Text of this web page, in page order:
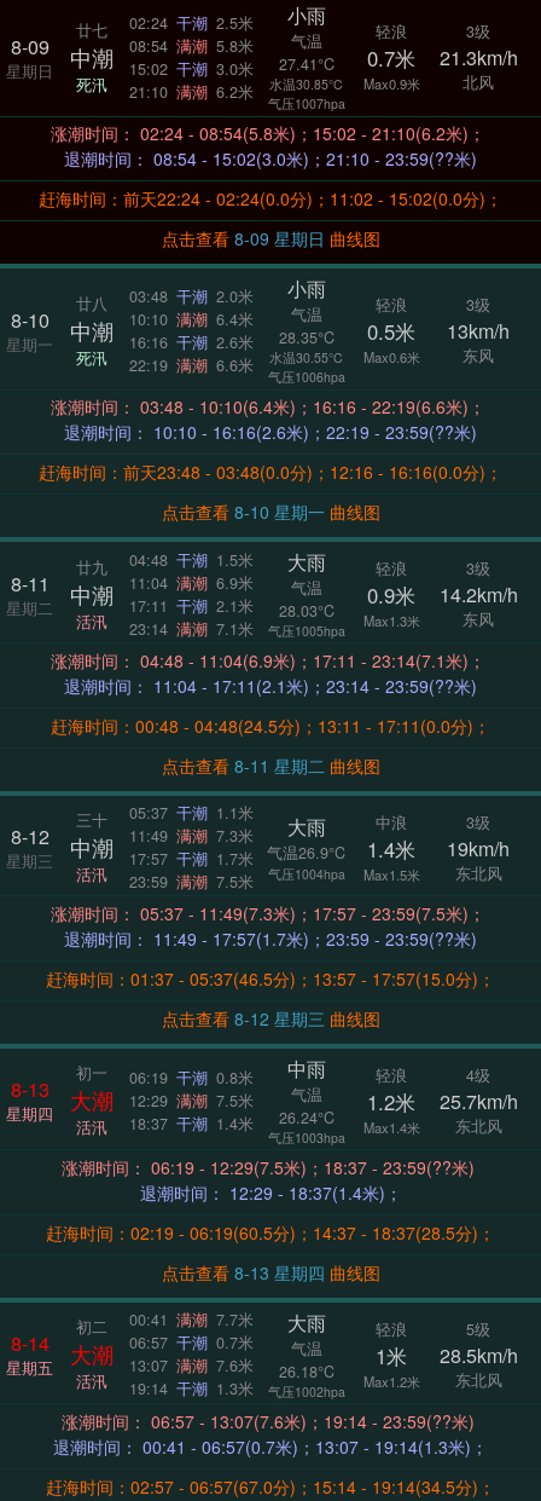
8-09
星期日
廿七
中潮
死汛
02:24 干潮 2.5米
08:54 满潮 5.8米
15:02 干潮 3.0米
21:10 满潮 6.2米
小雨
气温
27.41°C
水温30.85°C
气压1007hpa
轻浪
0.7米
Max0.9米
3级
21.3km/h
北风
涨潮时间： 02:24 - 08:54(5.8米)；15:02 - 21:10(6.2米)；
退潮时间： 08:54 - 15:02(3.0米)；21:10 - 23:59(??米)
赶海时间：前天22:24 - 02:24(0.0分)；11:02 - 15:02(0.0分)；
点击查看
8-09 星期日 曲线图
8-10
星期一
廿八
中潮
死汛
03:48 干潮 2.0米
10:10 满潮 6.4米
16:16 干潮 2.6米
22:19 满潮 6.6米
小雨
气温
28.35°C
水温30.55°C
气压1006hpa
轻浪
0.5米
Max0.6米
3级
13km/h
东风
涨潮时间： 03:48 - 10:10(6.4米)；16:16 - 22:19(6.6米)；
退潮时间： 10:10 - 16:16(2.6米)；22:19 - 23:59(??米)
赶海时间：前天23:48 - 03:48(0.0分)；12:16 - 16:16(0.0分)；
点击查看
8-10 星期一 曲线图
8-11
星期二
廿九
中潮
活汛
04:48 干潮 1.5米
11:04 满潮 6.9米
17:11 干潮 2.1米
23:14 满潮 7.1米
大雨
气温
28.03°C
气压1005hpa
轻浪
0.9米
Max1.3米
3级
14.2km/h
东风
涨潮时间： 04:48 - 11:04(6.9米)；17:11 - 23:14(7.1米)；
退潮时间： 11:04 - 17:11(2.1米)；23:14 - 23:59(??米)
赶海时间：00:48 - 04:48(24.5分)；13:11 - 17:11(0.0分)；
点击查看
8-11 星期二 曲线图
8-12
星期三
三十
中潮
活汛
05:37 干潮 1.1米
11:49 满潮 7.3米
17:57 干潮 1.7米
23:59 满潮 7.5米
大雨
气温26.9°C
气压1004hpa
中浪
1.4米
Max1.5米
3级
19km/h
东北风
涨潮时间： 05:37 - 11:49(7.3米)；17:57 - 23:59(7.5米)；
退潮时间： 11:49 - 17:57(1.7米)；23:59 - 23:59(??米)
赶海时间：01:37 - 05:37(46.5分)；13:57 - 17:57(15.0分)；
点击查看
8-12 星期三 曲线图
8-13
星期四
初一
大潮
活汛
06:19 干潮 0.8米
12:29 满潮 7.5米
18:37 干潮 1.4米
中雨
气温
26.24°C
气压1003hpa
轻浪
1.2米
Max1.4米
4级
25.7km/h
东北风
涨潮时间： 06:19 - 12:29(7.5米)；18:37 - 23:59(??米)
退潮时间： 12:29 - 18:37(1.4米)；
赶海时间：02:19 - 06:19(60.5分)；14:37 - 18:37(28.5分)；
点击查看
8-13 星期四 曲线图
8-14
星期五
初二
大潮
活汛
00:41 满潮 7.7米
06:57 干潮 0.7米
13:07 满潮 7.6米
19:14 干潮 1.3米
大雨
气温
26.18°C
气压1002hpa
轻浪
1米
Max1.2米
5级
28.5km/h
东北风
涨潮时间： 06:57 - 13:07(7.6米)；19:14 - 23:59(??米)
退潮时间： 00:41 - 06:57(0.7米)；13:07 - 19:14(1.3米)；
赶海时间：02:57 - 06:57(67.0分)；15:14 - 19:14(34.5分)；